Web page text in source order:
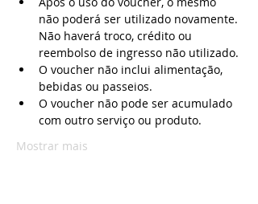
não poderá ser utilizado novamente.
Não haverá troco, crédito ou
reembolso de ingresso não utilizado.
O voucher não inclui alimentação,
bebidas ou passeios.
O voucher não pode ser acumulado
com outro serviço ou produto.
Mostrar mais